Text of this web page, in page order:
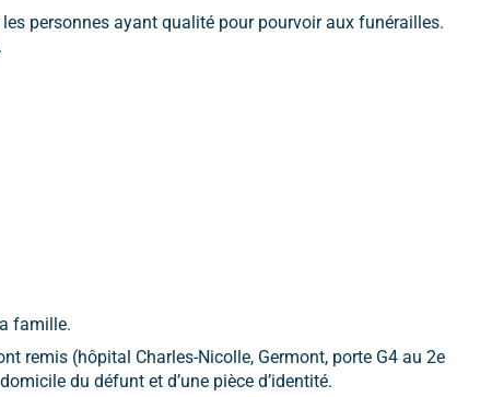
personnes ayant qualité pour pourvoir aux funérailles.
famille.
remis (hôpital Charles-Nicolle, Germont, porte G4 au 2e
du défunt et d’une pièce d’identité.